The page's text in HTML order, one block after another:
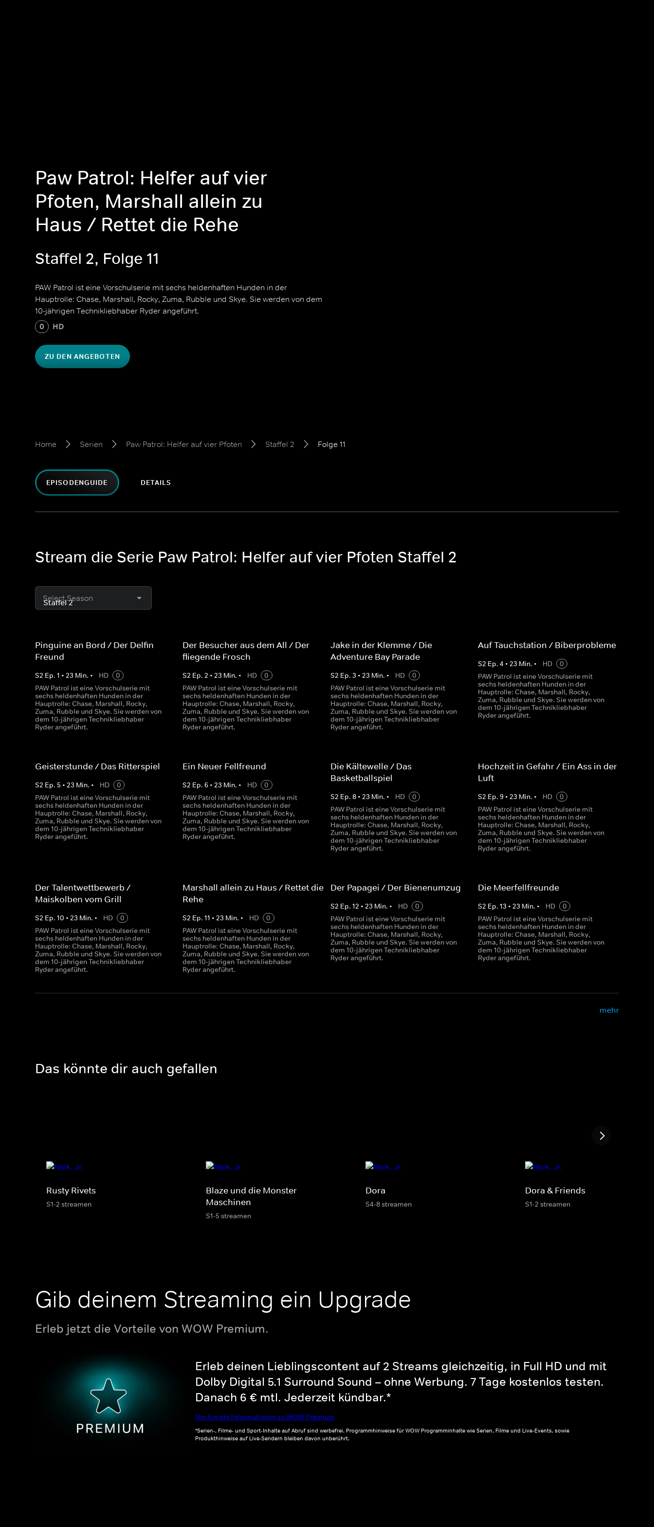
Paw Patrol: Helfer auf vier
Pfoten, Marshall allein zu
Haus / Rettet die Rehe
Staffel 2, Folge 11
PAW Patrol ist eine Vorschulserie mit sechs heldenhaften Hunden in der
Hauptrolle: Chase, Marshall, Rocky, Zuma, Rubble und Skye. Sie werden von dem
10-jährigen Technikliebhaber Ryder angeführt.
0 HD
ZU DEN ANGEBOTEN
Home Serien Paw Patrol: Helfer auf vier Pfoten Staffel 2 Folge 11
EPISODENGUIDE DETAILS
Stream die Serie Paw Patrol: Helfer auf vier Pfoten Staffel 2
Select Season
Pinguine an Bord / Der Delfin-
Freund
S2 Ep. 1 • 23 Min. • HD
0
PAW Patrol ist eine Vorschulserie mit
sechs heldenhaften Hunden in der
Hauptrolle: Chase, Marshall, Rocky,
Zuma, Rubble und Skye. Sie werden von
dem 10-jährigen Technikliebhaber
Ryder angeführt.
Der Besucher aus dem All / Der
fliegende Frosch
S2 Ep.2 •23 Min. • HD
0
PAW Patrol ist eine Vorschulserie mit
sechs heldenhaften Hunden in der
Hauptrolle: Chase, Marshall, Rocky,
Zuma, Rubble und Skye. Sie werden von
dem 10-jährigen Technikliebhaber
Ryder angeführt.
Jake in der Klemme / Die
Adventure Bay Parade
S2 Ep. 3 • 23 Min. • HD
0
PAW Patrol ist eine Vorschulserie mit
sechs heldenhaften Hunden in der
Hauptrolle: Chase, Marshall, Rocky,
Zuma, Rubble und Skye. Sie werden von
dem 10-jährigen Technikliebhaber
Ryder angeführt.
Auf Tauchstation / Biberprobleme
S2 Ep. 4 • 23 Min. • HD
0
PAW Patrol ist eine Vorschulserie mit
sechs heldenhaften Hunden in der
Hauptrolle: Chase, Marshall, Rocky,
Zuma, Rubble und Skye. Sie werden von
dem 10-jährigen Technikliebhaber
Ryder angeführt.
Geisterstunde / Das Ritterspiel
S2 Ep. 5 • 23 Min. • HD
0
PAW Patrol ist eine Vorschulserie mit
sechs heldenhaften Hunden in der
Hauptrolle: Chase, Marshall, Rocky,
Zuma, Rubble und Skye. Sie werden von
dem 10-jährigen Technikliebhaber
Ryder angeführt.
Ein Neuer Fellfreund
S2 Ep.6 •23 Min. • HD
0
PAW Patrol ist eine Vorschulserie mit
sechs heldenhaften Hunden in der
Hauptrolle: Chase, Marshall, Rocky,
Zuma, Rubble und Skye. Sie werden von
dem 10-jährigen Technikliebhaber
Ryder angeführt.
Die Kältewelle / Das
Basketballspiel
S2 Ep. 8• 23 Min. • HD
0
PAW Patrol ist eine Vorschulserie mit
sechs heldenhaften Hunden in der
Hauptrolle: Chase, Marshall, Rocky,
Zuma, Rubble und Skye. Sie werden von
dem 10-jährigen Technikliebhaber
Ryder angeführt.
Hochzeit in Gefahr / Ein Ass in der
Luft
S2 Ep. 9• 23 Min. • HD
0
PAW Patrol ist eine Vorschulserie mit
sechs heldenhaften Hunden in der
Hauptrolle: Chase, Marshall, Rocky,
Zuma, Rubble und Skye. Sie werden von
dem 10-jährigen Technikliebhaber
Ryder angeführt.
Der Talentwettbewerb /
Maiskolben vom Grill
S2 Ep. 10 • 23 Min. • HD
0
PAW Patrol ist eine Vorschulserie mit
sechs heldenhaften Hunden in der
Hauptrolle: Chase, Marshall, Rocky,
Zuma, Rubble und Skye. Sie werden von
dem 10-jährigen Technikliebhaber
Ryder angeführt.
Marshall allein zu Haus / Rettet die
Rehe
S2 Ep.11 •23 Min. • HD
0
PAW Patrol ist eine Vorschulserie mit
sechs heldenhaften Hunden in der
Hauptrolle: Chase, Marshall, Rocky,
Zuma, Rubble und Skye. Sie werden von
dem 10-jährigen Technikliebhaber
Ryder angeführt.
Der Papagei / Der Bienenumzug
S2 Ep. 12 • 23 Min. • HD
0
PAW Patrol ist eine Vorschulserie mit
sechs heldenhaften Hunden in der
Hauptrolle: Chase, Marshall, Rocky,
Zuma, Rubble und Skye. Sie werden von
dem 10-jährigen Technikliebhaber
Ryder angeführt.
Die Meerfellfreunde
S2 Ep. 13 • 23 Min. • HD
0
PAW Patrol ist eine Vorschulserie mit
sechs heldenhaften Hunden in der
Hauptrolle: Chase, Marshall, Rocky,
Zuma, Rubble und Skye. Sie werden von
dem 10-jährigen Technikliebhaber
Ryder angeführt.
mehr
Das könnte dir auch gefallen
Rusty Rivets
S1-2 streamen
Blaze und die Monster-
Maschinen
S1-5 streamen
Dora
S4-8 streamen
Dora & Friends
S1-2 streamen
Gib deinem Streaming ein Upgrade
Erleb jetzt die Vorteile von WOW Premium.
Erleb deinen Lieblingscontent auf 2 Streams gleichzeitig, in Full HD und mit
Dolby Digital 5.1 Surround Sound – ohne Werbung. 7 Tage kostenlos testen.
Danach 6 € mtl. Jederzeit kündbar.*
Noch mehr Informationen zu WOW Premium
*Serien-, Filme- und Sport-Inhalte auf Abruf sind werbefrei. Programmhinweise für WOW Programminhalte wie Serien, Filme und Live-Events, sowie
Produkthinweise auf Live-Sendern bleiben davon unberührt.